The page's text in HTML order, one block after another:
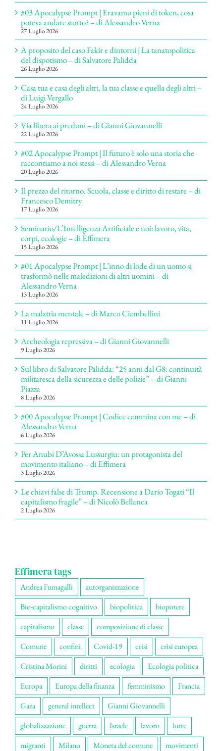
#03 Apocalypse Prompt | Eravamo pieni di token, cosa
poteva andare storto? – di Alessandro Verna
27 Luglio 2026
A proposito del caso Fakir e dintorni | La tanatopolitica
del dispotismo – di Salvatore Palidda
26 Luglio 2026
Casa tua e casa degli altri, la tua classe e quella degli altri –
di Luigi Vergallo
24 Luglio 2026
Via libera ai predoni – di Gianni Giovannelli
22 Luglio 2026
#02 Apocalypse Prompt | Il futuro è solo una storia che
raccontiamo a noi stessi – di Alessandro Verna
20 Luglio 2026
Il prezzo del ritorno. Scuola, classe e diritto di restare – di
Francesco Demitry
17 Luglio 2026
Seminario/L’Intelligenza Artificiale e noi: lavoro, vita,
corpi, ecologie – di Effimera
15 Luglio 2026
#01 Apocalypse Prompt | L’inno di lode di un uomo si
trasformò nelle maledizioni di altri uomini – di
Alessandro Verna
13 Luglio 2026
La malattia mentale – di Marco Ciambellini
11 Luglio 2026
Archeologia repressiva – di Gianni Giovannelli
9 Luglio 2026
Sul libro di Salvatore Palidda: “25 anni dal G8: continuità
militaresca della sicurezza e delle polizie” – di Gianni
Piazza
8 Luglio 2026
#00 Apocalypse Prompt | Codice cammina con me – di
Alessandro Verna
6 Luglio 2026
Per Anubi D’Avossa Lussurgiu: un protagonista del
movimento italiano – di Effimera
3 Luglio 2026
Le chiavi false di Trump. Recensione a Dario Togati “Il
capitalismo fragile” – di Nicolò Bellanca
2 Luglio 2026
Effimera tags
Andrea Fumagalli
autorganizzazione
Bio-capitalismo cognitivo
biopolitica
biopotere
capitalismo
classe
composizione di classe
Comune
confini Covid-19 crisi
crisi europea
Cristina Morini
diritti ecologia
Ecologia politica
Europa
Europa della finanza femminismo
Francia
Gaza
general intellect
Gianni Giovannelli
globalizzazione
guerra Israele lavoro
lotte
migranti
Milano Moneta del comune movimenti